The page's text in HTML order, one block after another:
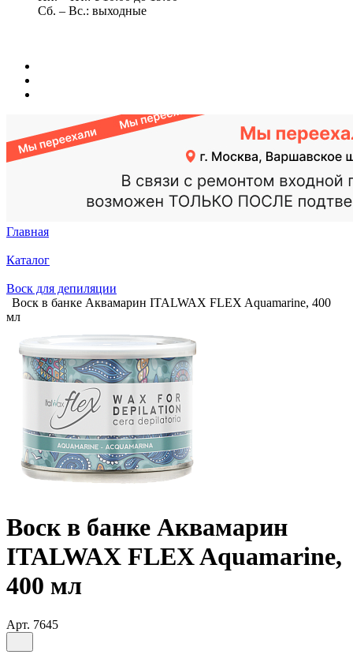
Сб. – Вс.: выходные
Главная
Каталог
Воск для депиляции
Воск в банке Аквамарин ITALWAX FLEX Aquamarine, 400
мл
Воск в банке Аквамарин
ITALWAX FLEX Aquamarine,
400 мл
Арт. 7645